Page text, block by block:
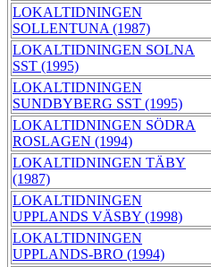
LOKALTIDNINGEN
SOLLENTUNA (1987)
LOKALTIDNINGEN SOLNA
SST (1995)
LOKALTIDNINGEN
SUNDBYBERG SST (1995)
LOKALTIDNINGEN SÖDRA
ROSLAGEN (1994)
LOKALTIDNINGEN TÄBY
(1987)
LOKALTIDNINGEN
UPPLANDS VÄSBY (1998)
LOKALTIDNINGEN
UPPLANDS-BRO (1994)